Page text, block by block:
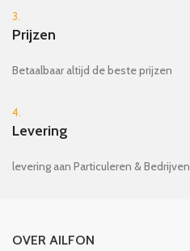
3.
Prijzen
Betaalbaar altijd de beste prijzen
4.
Levering
levering aan Particuleren & Bedrijven
OVER AILFON